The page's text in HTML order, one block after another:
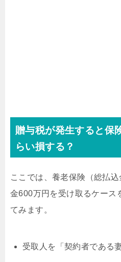
贈与税が発生すると保
らい損する？
ここでは、養老保険（総払
金600万円を受け取るケース
てみます。
受取人を「契約者である